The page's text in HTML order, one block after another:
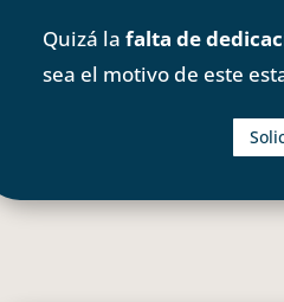
Quizá lafalta de
sea el motivo de este